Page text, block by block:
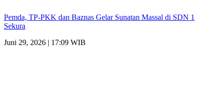
Pemda, TP-PKK dan Baznas Gelar Sunatan Massal di SDN 1
Sekura
Juni 29, 2026 | 17:09 WIB